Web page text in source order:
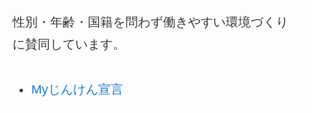
性別・年齢・国籍を問わず働きやすい環境づくり
に賛同しています。
Myじんけん宣言